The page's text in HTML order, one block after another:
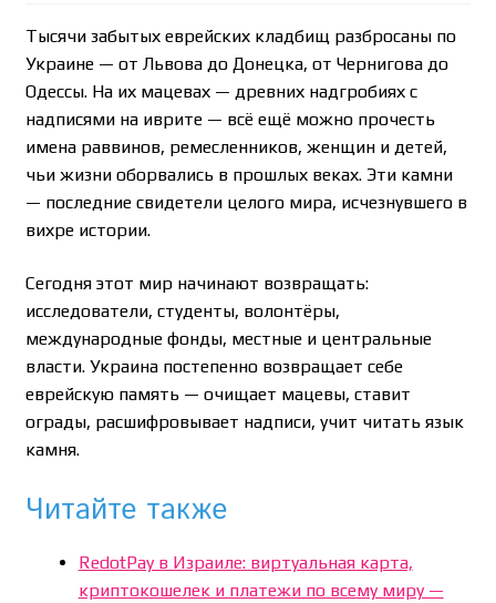
Рекомендации
Статьи
Страница-меню-2
Тысячи забытых еврейских кладбищ разбросаны по
Украине — от Львова до Донецка, от Чернигова до
Одессы. На их мацевах — древних надгробиях с
надписями на иврите — всё ещё можно прочесть
имена раввинов, ремесленников, женщин и детей,
чьи жизни оборвались в прошлых веках. Эти камни
— последние свидетели целого мира, исчезнувшего в
вихре истории.
Сегодня этот мир начинают возвращать:
исследователи, студенты, волонтёры,
международные фонды, местные и центральные
власти. Украина постепенно возвращает себе
еврейскую память — очищает мацевы, ставит
ограды, расшифровывает надписи, учит читать язык
камня.
Читайте также
RedotPay в Израиле: виртуальная карта,
криптокошелек и платежи по всему миру —